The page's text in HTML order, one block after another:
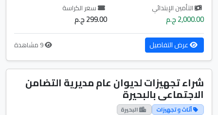
التأمين الإبتدائي
2,000.00 ج.م
سعر الكراسة
299.00 ج.م
عرض التفاصيل
شراء تجهيزات لديوان عام مديرية التضامن
الاجتماعى بالبحيرة
أثاث و تجهيزات البحيرة